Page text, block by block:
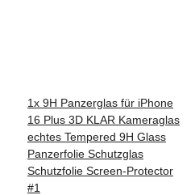
1x 9H Panzerglas für iPhone
16 Plus 3D KLAR Kameraglas
echtes Tempered 9H Glass
Panzerfolie Schutzglas
Schutzfolie Screen-Protector
#1